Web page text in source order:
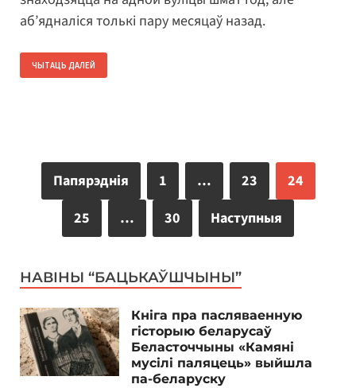
аб’ядналіся толькі пару месяцаў назад.
ЧЫТАЦЬ ДАЛЕЙ
Папярэднія 1 … 23
24
25
… 30 Наступныя
НАВІНЫ “БАЦЬКАЎШЧЫНЫ”
Кніга пра пасляваенную
гісторыю беларусаў
Беласточчыны «Камяні
мусілі паляцець» выйшла
па-беларуску